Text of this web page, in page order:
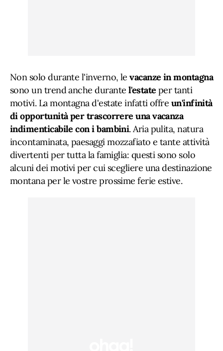
Non solo durante l'inverno, levacanze in montagna
sono un trend anche durante l'estate per tanti
motivi. La montagna d'estate infatti offre un'infinità
di opportunità per trascorrere una vacanza
indimenticabile con i bambini. Aria pulita, natura
incontaminata, paesaggi mozzafiato e tante attività
divertenti per tutta la famiglia: questi sono solo
alcuni dei motivi per cui scegliere una destinazione
montana per le vostre prossime ferie estive.